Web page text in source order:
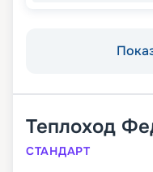
Теплоход
СТАНДАРТ